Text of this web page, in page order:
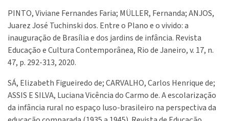
PINTO, Viviane Fernandes Faria; MÜLLER, Fernanda; ANJOS,
Juarez José Tuchinski dos. Entre o Plano e o vivido: a
inauguração de Brasília e dos jardins de infância. Revista
Educação e Cultura Contemporânea, Rio de Janeiro, v. 17, n.
47, p. 292-313, 2020.
SÁ, Elizabeth Figueiredo de; CARVALHO, Carlos Henrique de;
ASSIS E SILVA, Luciana Vicência do Carmo de. A escolarização
da infância rural no espaço luso-brasileiro na perspectiva da